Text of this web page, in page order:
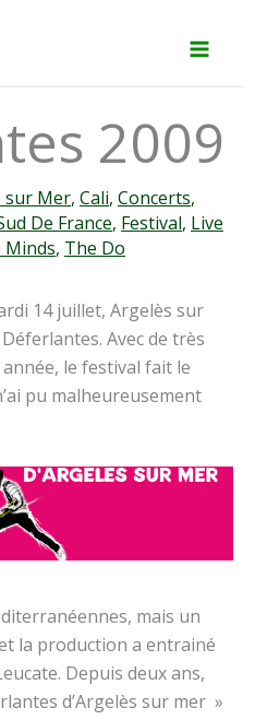
2009
sur Mer, Cali, Concerts,
De France, Festival, Live
Minds, The Do
14 juillet, Argelès sur
Avec de très
le festival fait le
pu malheureusement
mais un
la production a entrainé
Depuis deux ans,
d’Argelès sur mer »